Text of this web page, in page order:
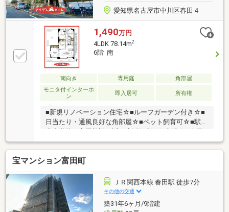
愛知県名古屋市中川区春田４
1,490万円
4LDK 78.14m2
6階 南
南向き 専用庭
角部屋
モニタ付インターホ
ン
即入居可 所有権
■新規リノベーション住宅☆■ルーフガーデン付き☆■
日当たり・通風良好な角部屋☆■ペット飼育可☆■駅・
小学校まで約560ｍ■富田中学校まで約450ｍ
■□■□■□■□■□■□■□■□■□■□■□■0120-121-090【通話料
無料】お気軽にお問い合わせください！平日、土日問
わずご案内致します！自己資金0円、自営業の方、勤
務年数が短い方など資金計画でご不安な方もお気軽に
ご相談ください♪未公開物件情報も多数ご用意してお
ります♪■□■□■□■□■□■□■□■□■□■□■□■
宝マンション富田町
ＪＲ関西本線 春田駅 徒歩7分
その他の交通
築31年6ヶ月/9階建